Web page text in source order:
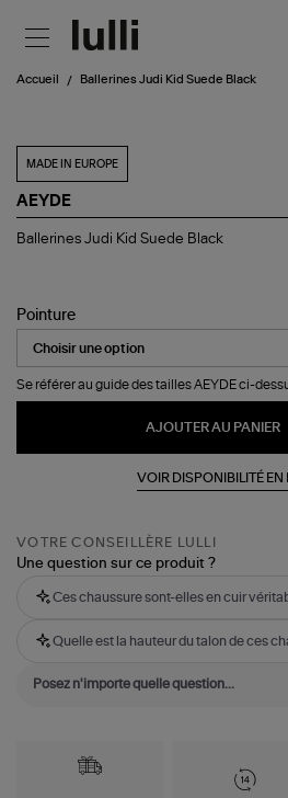
Accueil Ballerines Judi Kid Suede Black
MADE IN EUROPE
AEYDE
Ballerines
Black
Ballerines Judi Kid Suede Black
Pointure
Se référer au guide des tailles AEYDE ci-
AJOUTER AU PANIER
VOIR DISPONIBILITÉ EN
VOTRE CONSEILLÈRE LULLI
Une question sur ce produit ?
Ces chaussure sont-elles en cuir
Quelle est la hauteur du talon de ces